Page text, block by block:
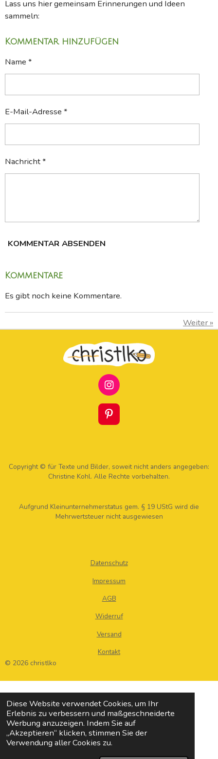
Diese Website verwendet Cookies, um Ihr
Erlebnis zu verbessern und maßgeschneiderte
Werbung anzuzeigen. Indem Sie auf
„Akzeptieren“ klicken, stimmen Sie der
Verwendung aller Cookies zu.
Lass uns hier gemeinsam Erinnerungen und Ideen
sammeln:
Kommentar hinzufügen
Name *
E-Mail-Adresse *
Nachricht *
KOMMENTAR ABSENDEN
Kommentare
Es gibt noch keine Kommentare.
Weiter»
I
N
S
T
A
M
P
I
R
E
Copyright © für Texte und Bilder, soweit nicht anders angegeben:
Christine Kohl. Alle Rechte vorbehalten.
Aufgrund Kleinunternehmerstatus gem. § 19 UStG wird die
Mehrwertsteuer nicht ausgewiesen
Datenschutz
Impressum
AGB
Widerruf
Versand
Kontakt
© 2026 christlko